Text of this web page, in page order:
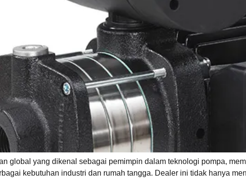
global yang dikenal sebagai pemimpin dalam teknologi pompa,
kebutuhan industri dan rumah tangga. Dealer ini tidak hanya